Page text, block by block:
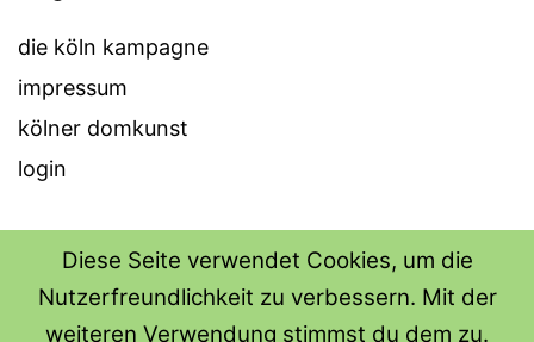
die köln kampagne
impressum
kölner domkunst
login
THE SHIRT SHOPS
Diese Seite verwendet Cookies, um die
Nutzerfreundlichkeit zu verbessern. Mit der
weiteren Verwendung stimmst du dem zu.